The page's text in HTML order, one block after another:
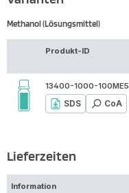
Methanol (Lösungsmittel)
Produkt-ID
13400-1000-100ME5
SDS CoA
Lieferzeiten
Information